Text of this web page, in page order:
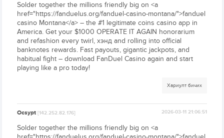
Solder together the millions friendly big on <a
href="https://fanduelus.org/fanduel-casino-montana/">fanduel
casino Montana</a> – the #1 legitimate coins casino app in
America. Get your $1000 OPERATE IT AGAIN honorarium
and refashion every twirl, хэнд and rolling into official
banknotes rewards. Fast payouts, gigantic jackpots, and
habitual fight – download FanDuel Casino again and start
playing like a pro today!
Хариулт бичих
Ocsypt[142.252.82.176] 2026-03-11 21:06:51
Solder together the millions friendly big on <a